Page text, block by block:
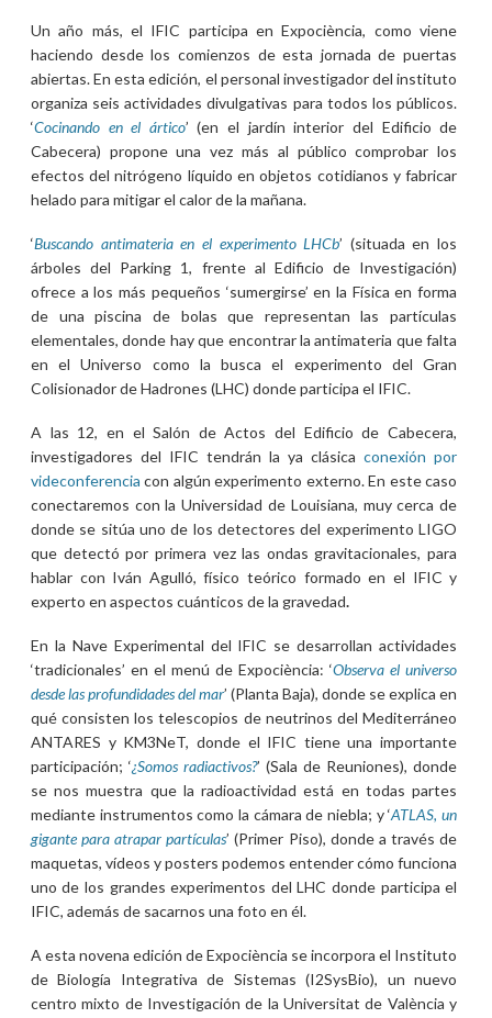
Un año más, el IFIC participa en Expociència, como viene
haciendo desde los comienzos de esta jornada de puertas
abiertas. En esta edición, el personal investigador del instituto
organiza seis actividades divulgativas para todos los públicos.
‘Cocinando en el ártico’ (en el jardín interior del Edificio de
Cabecera) propone una vez más al público comprobar los
efectos del nitrógeno líquido en objetos cotidianos y fabricar
helado para mitigar el calor de la mañana.
‘Buscando antimateria en el experimento LHCb’ (situada en los
árboles del Parking 1, frente al Edificio de Investigación)
ofrece a los más pequeños ‘sumergirse’ en la Física en forma
de una piscina de bolas que representan las partículas
elementales, donde hay que encontrar la antimateria que falta
en el Universo como la busca el experimento del Gran
Colisionador de Hadrones (LHC) donde participa el IFIC.
A las 12, en el Salón de Actos del Edificio de Cabecera,
investigadores del IFIC tendrán la ya clásicaconexión por
videconferencia con algún experimento externo. En este caso
conectaremos con la Universidad de Louisiana, muy cerca de
donde se sitúa uno de los detectores del experimento LIGO
que detectó por primera vez las ondas gravitacionales, para
hablar con Iván Agulló, físico teórico formado en el IFIC y
experto en aspectos cuánticos de la gravedad.
En la Nave Experimental del IFIC se desarrollan actividades
‘tradicionales’ en el menú de Expociència: ‘Observa el universo
desde las profundidades del mar’ (Planta Baja), donde se explica en
qué consisten los telescopios de neutrinos del Mediterráneo
ANTARES y KM3NeT, donde el IFIC tiene una importante
participación; ‘¿Somos radiactivos?’ (Sala de Reuniones), donde
se nos muestra que la radioactividad está en todas partes
mediante instrumentos como la cámara de niebla; y ‘ATLAS, un
gigante para atrapar partículas’ (Primer Piso), donde a través de
maquetas, vídeos y posters podemos entender cómo funciona
uno de los grandes experimentos del LHC donde participa el
IFIC, además de sacarnos una foto en él.
A esta novena edición de Expociència se incorpora el Instituto
de Biología Integrativa de Sistemas (I2SysBio), un nuevo
centro mixto de Investigación de la Universitat de València y